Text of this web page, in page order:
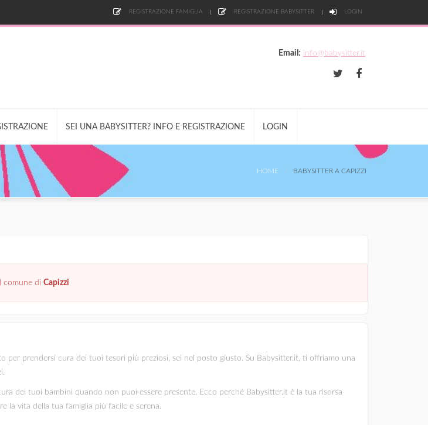
REGISTRAZIONE FAMIGLIA REGISTRAZIONE BABYSITTER LOGIN
Email: info@babysitter.it
SEI UNA BABYSITTER? INFO E REGISTRAZIONE LOGIN
HOME BABYSITTER A CAPIZZI
comune di Capizzi
per prendersi cura dei tuoi tesori più preziosi, sei nel posto giusto. Su Babysitter.it, ti offriamo una
dei tuoi bambini quando non puoi essere presente. Ecco perché Babysitter.it è la tua risorsa
la vita della tua famiglia più facile e serena.